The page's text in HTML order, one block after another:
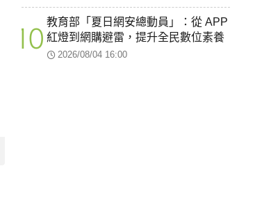
10 教育部「夏日網安總動員」：從 APP
紅燈到網購避雷，提升全民數位素養
2026/08/04 16:00